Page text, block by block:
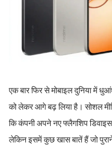
एक बार फिर से मोबाइल दुनिया में
को लेकर आगे बढ़ लिया है। सोशल
कि कंपनी अपने नए फ्लैगशिप
लेकिन इसमें कुछ खास बातें हैं जो